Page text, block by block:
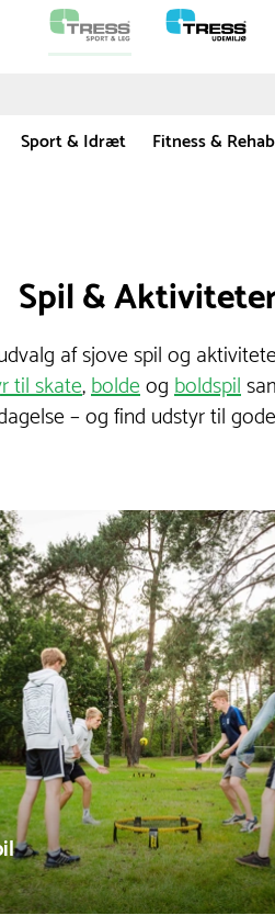
Sport & Idræt Fitness & Rehab
Spil &
af sjove spil og
til skate,boldeogboldspil
– og find udstyr til